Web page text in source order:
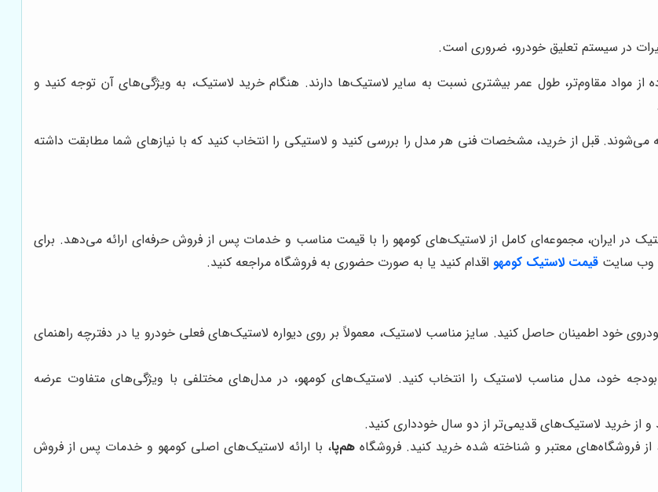
در سیستم تعلیق خودرو، ضروری است.
مواد مقاوم‌تر، طول عمر بیشتری نسبت به سایر لاستیک‌ها دارند. هنگام خرید لاستیک، به ویژگی‌های آن توجه کنید و
قبل از خرید، مشخصات فنی هر مدل را بررسی کنید و لاستیکی را انتخاب کنید که با نیازهای شما مطابقت داشته
در ایران، مجموعه‌ای کامل از لاستیک‌های کومهو را با قیمت مناسب و خدمات پس از فروش حرفه‌ای ارائه می‌دهد. برای
وب سایت قیمت لاستیک کومهواقدام کنید یا به صورت حضوری به فروشگاه مراجعه کنید.
خود اطمینان حاصل کنید. سایز مناسب لاستیک، معمولاً بر روی دیواره لاستیک‌های فعلی خودرو یا در دفترچه راهنمای
بودجه خود، مدل مناسب لاستیک را انتخاب کنید. لاستیک‌های کومهو، در مدل‌های مختلفی با ویژگی‌های متفاوت عرضه
و از خرید لاستیک‌های قدیمی‌تر از دو سال خودداری کنید.
از فروشگاه‌های معتبر و شناخته شده خرید کنید. فروشگاههم‌پا، با ارائه لاستیک‌های اصلی کومهو و خدمات پس از فروش